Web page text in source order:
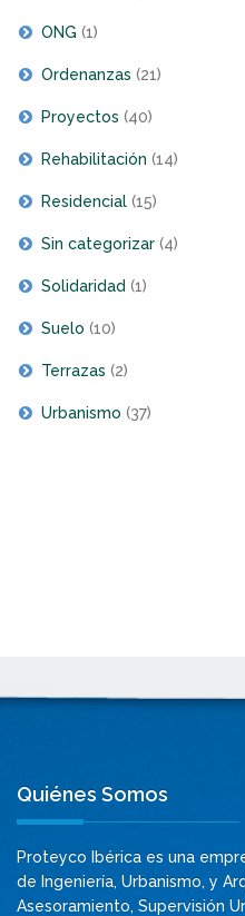
ONG (1)
Ordenanzas (21)
Proyectos (40)
Rehabilitación (14)
Residencial (15)
Sin categorizar (4)
Solidaridad (1)
Suelo (10)
Terrazas (2)
Urbanismo (37)
Quiénes Somos
Proteyco Ibérica es una
de Ingeniería, Urbanismo, y
Asesoramiento, Supervisión